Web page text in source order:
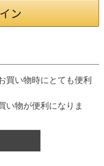
買い物時にとても便利
い物が便利になりま